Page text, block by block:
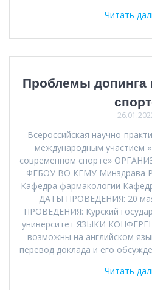
Читать
Проблемы допинга
Всероссийская научно-
международным участием
современном спорте»
ФГБОУ ВО КГМУ Минздрава
Кафедра фармакологии
ДАТЫ ПРОВЕДЕНИЯ: 20
ПРОВЕДЕНИЯ: Курский
университет ЯЗЫКИ
возможны на английском
перевод доклада и его
Читать